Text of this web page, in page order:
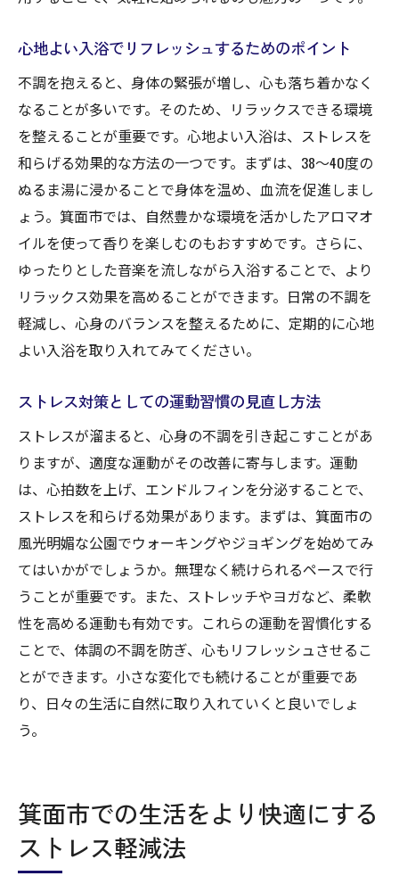
心地よい入浴でリフレッシュするためのポイント
不調を抱えると、身体の緊張が増し、心も落ち着かなく
なることが多いです。そのため、リラックスできる環境
を整えることが重要です。心地よい入浴は、ストレスを
和らげる効果的な方法の一つです。まずは、38～40度の
ぬるま湯に浸かることで身体を温め、血流を促進しまし
ょう。箕面市では、自然豊かな環境を活かしたアロマオ
イルを使って香りを楽しむのもおすすめです。さらに、
ゆったりとした音楽を流しながら入浴することで、より
リラックス効果を高めることができます。日常の不調を
軽減し、心身のバランスを整えるために、定期的に心地
よい入浴を取り入れてみてください。
ストレス対策としての運動習慣の見直し方法
ストレスが溜まると、心身の不調を引き起こすことがあ
りますが、適度な運動がその改善に寄与します。運動
は、心拍数を上げ、エンドルフィンを分泌することで、
ストレスを和らげる効果があります。まずは、箕面市の
風光明媚な公園でウォーキングやジョギングを始めてみ
てはいかがでしょうか。無理なく続けられるペースで行
うことが重要です。また、ストレッチやヨガなど、柔軟
性を高める運動も有効です。これらの運動を習慣化する
ことで、体調の不調を防ぎ、心もリフレッシュさせるこ
とができます。小さな変化でも続けることが重要であ
り、日々の生活に自然に取り入れていくと良いでしょ
う。
箕面市での生活をより快適にする
ストレス軽減法